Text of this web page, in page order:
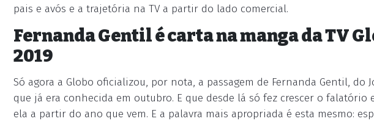
pais e avós e a trajetória na TV a partir do lado comercial.
Fernanda Gentil é carta na manga da TV
2019
Só agora a Globo oficializou, por nota, a passagem de Fernanda Gentil,
que já era conhecida em outubro. E que desde lá só fez crescer o
ela a partir do ano que vem. E a palavra mais apropriada é esta mesmo: